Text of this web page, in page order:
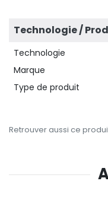
Technologie /
Technologie
Marque
Type de produit
Retrouver aussi ce